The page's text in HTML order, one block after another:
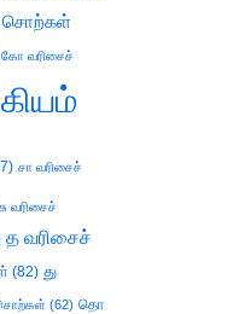
சொற்கள்
கோ வரிசைச்
சா வரிசைச்
சு வரிசைச்
த வரிசைச்
(82) து
(62) தொ